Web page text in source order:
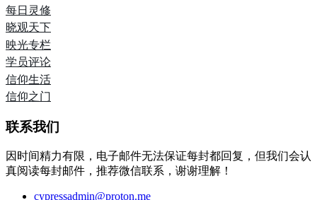
每日灵修
晓观天下
映光专栏
学员评论
信仰生活
信仰之门
联系我们
因时间精力有限，电子邮件无法保证每封都回复，但我们会认
真阅读每封邮件，推荐微信联系，谢谢理解！
cypressadmin@proton.me